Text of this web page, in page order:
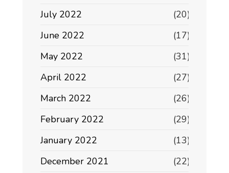
July 2022
(20)
June 2022
(17)
May 2022
(31)
April 2022
(27)
March 2022
(26)
February 2022
(29)
January 2022
(13)
December 2021
(22)